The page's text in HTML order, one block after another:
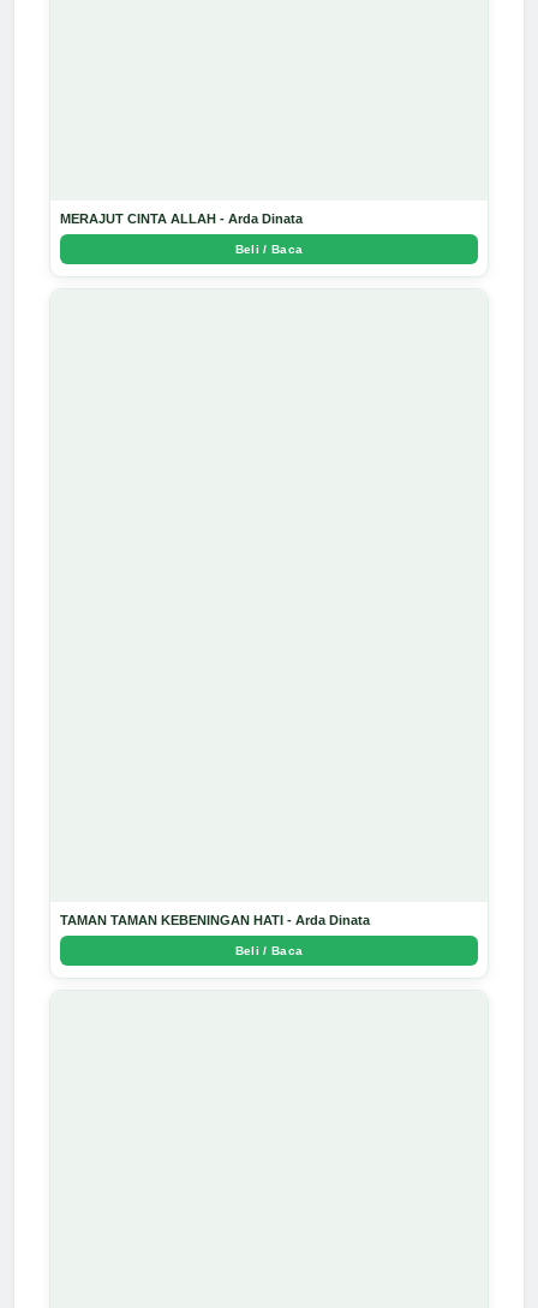
MERAJUT CINTA ALLAH - Arda Dinata
Beli / Baca
TAMAN TAMAN KEBENINGAN HATI - Arda Dinata
Beli / Baca